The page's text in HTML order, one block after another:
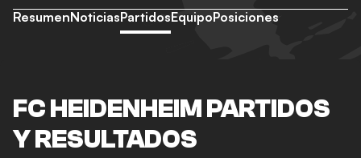
ResumenNoticiasPartidosEquipoPosiciones
FC HEIDENHEIM PARTIDOS
Y RESULTADOS